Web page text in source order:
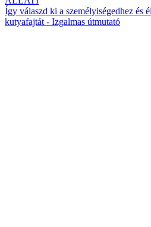
Így válaszd ki a személyiségedhez és
kutyafajtát - Izgalmas útmutató